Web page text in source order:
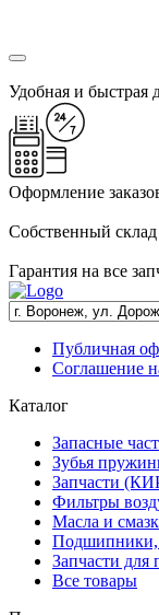
Удобная и быстрая
Оформление
Собственный склад
Гарантия на все
Публичная
Соглашение
Каталог
Запасные
Зубья
Запчасти
Фильтры
Масла и
Подшипники,
Запчасти для
Все товары